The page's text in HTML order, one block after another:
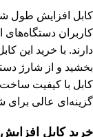
کابل افزایش طول
کاربران
دارند. با خرید این
بخشید و از شارژ
کابل با کیفیت
گزینه‌ای عالی برای
خرید کابل